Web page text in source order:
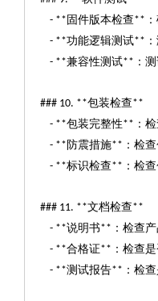
- ** 固件版本检查**
- **功能逻辑测试**
- **兼容性测试** ：
### 10. **包装检查**
- **包装完整性** ：
- ** 防震措施** ：检
- **标识检查** ：检
### 11. **文档检查**
- **说明书** ：检查
- **合格证** ：检查
- **测试报告** ：检